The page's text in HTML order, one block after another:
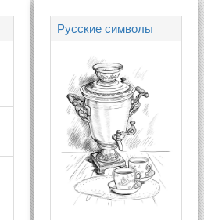
Русские символы